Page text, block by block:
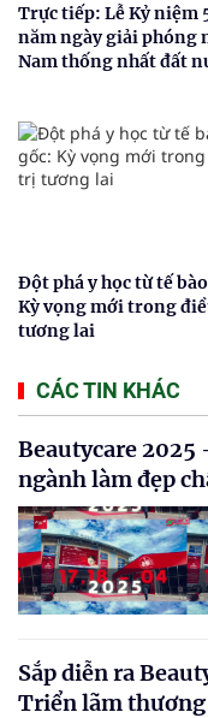
Trực tiếp: Lễ Kỷ niệm
năm ngày giải phóng
Nam thống nhất đất
Đột phá y học từ tế
Kỳ vọng mới trong
tương lai
CÁC TIN KHÁC
Beautycare 2025
ngành làm đẹp
Sắp diễn ra
Triển lãm thương